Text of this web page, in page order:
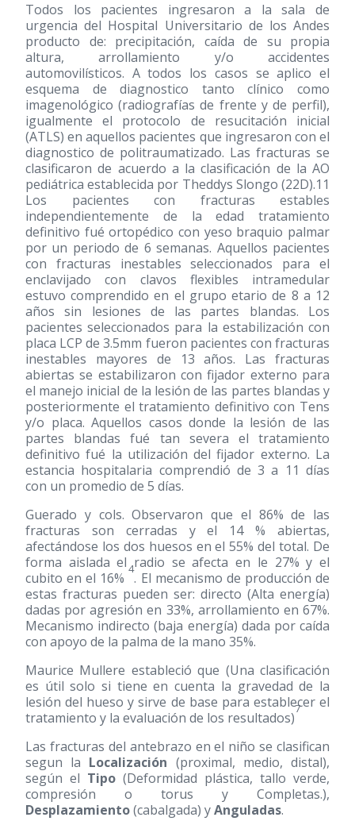
Todos los pacientes ingresaron a la sala de
urgencia del Hospital Universitario de los Andes
producto de: precipitación, caída de su propia
altura, arrollamiento y/o accidentes
automovilísticos. A todos los casos se aplico el
esquema de diagnostico tanto clínico como
imagenológico (radiografías de frente y de perfil),
igualmente el protocolo de resucitación inicial
(ATLS) en aquellos pacientes que ingresaron con el
diagnostico de politraumatizado. Las fracturas se
clasificaron de acuerdo a la clasificación de la AO
pediátrica establecida por Theddys Slongo (22D).11
Los pacientes con fracturas estables
independientemente de la edad tratamiento
definitivo fué ortopédico con yeso braquio palmar
por un periodo de 6 semanas. Aquellos pacientes
con fracturas inestables seleccionados para el
enclavijado con clavos flexibles intramedular
estuvo comprendido en el grupo etario de 8 a 12
años sin lesiones de las partes blandas. Los
pacientes seleccionados para la estabilización con
placa LCP de 3.5mm fueron pacientes con fracturas
inestables mayores de 13 años. Las fracturas
abiertas se estabilizaron con fijador externo para
el manejo inicial de la lesión de las partes blandas y
posteriormente el tratamiento definitivo con Tens
y/o placa. Aquellos casos donde la lesión de las
partes blandas fué tan severa el tratamiento
definitivo fué la utilización del fijador externo. La
estancia hospitalaria comprendió de 3 a 11 días
con un promedio de 5 días.
Guerado y cols. Observaron que el 86% de las
fracturas son cerradas y el 14 % abiertas,
afectándose los dos huesos en el 55% del total. De
forma aislada el radio se afecta en le 27% y el
cubito en el 16%
4
. El mecanismo de producción de
estas fracturas pueden ser: directo (Alta energía)
dadas por agresión en 33%, arrollamiento en 67%.
Mecanismo indirecto (baja energía) dada por caída
con apoyo de la palma de la mano 35%.
Maurice Mullere estableció que (Una clasificación
es útil solo si tiene en cuenta la gravedad de la
lesión del hueso y sirve de base para establecer el
tratamiento y la evaluación de los resultados)
7
Las fracturas del antebrazo en el niño se clasifican
segun la Localización (proximal, medio, distal),
según el Tipo (Deformidad plástica, tallo verde,
compresión o torus y Completas.),
Desplazamiento(cabalgada) yAnguladas.